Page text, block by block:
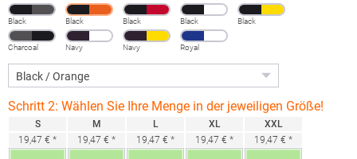
Black Black Black Black Black
Charcoal Navy Navy Royal
Schritt 2: Wählen Sie Ihre Menge in der jeweiligen Größe!
S
19,47 € *
M
19,47 € *
L
19,47 € *
XL
19,47 € *
XXL
19,47 € *